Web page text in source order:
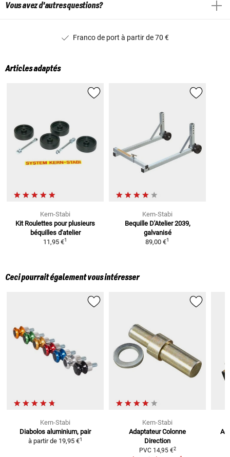
Vous avez d'autres questions?
Franco de port à partir de 70 €
Articles adaptés
Kern-Stabi
Kit Roulettes pour plusieurs
béquilles d'atelier
11,95 €1
Kern-Stabi
Bequille D'Atelier 2039,
galvanisé
89,00 €1
Ceci pourrait également vous intéresser
Kern-Stabi
Diabolos aluminium, pair
à partir de 19,95 €1
Kern-Stabi
Adaptateur Colonne
Direction
PVC 14,95 €2